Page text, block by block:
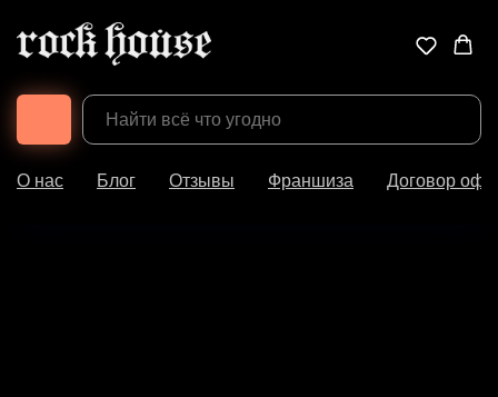
О нас Блог Отзывы Франшиза Договор